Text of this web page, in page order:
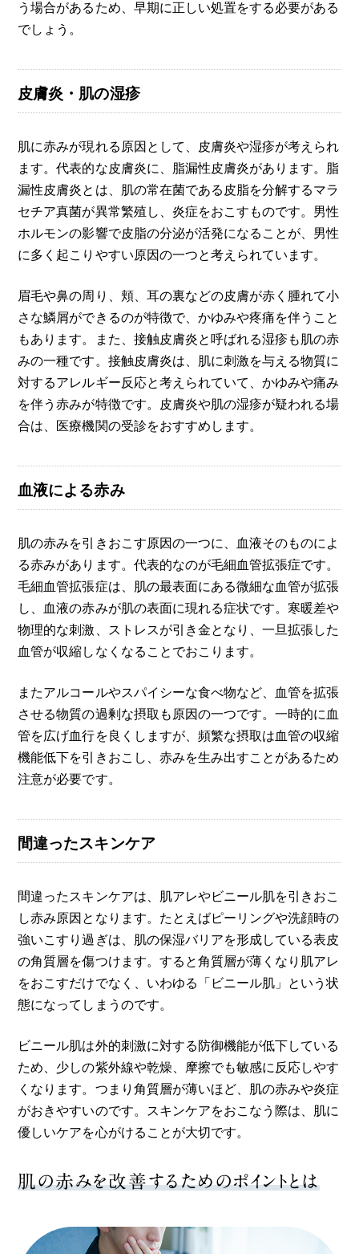
う場合があるため、早期に正しい処置をする必要がある
でしょう。
皮膚炎・肌の湿疹
肌に赤みが現れる原因として、皮膚炎や湿疹が考えられ
ます。代表的な皮膚炎に、脂漏性皮膚炎があります。脂
漏性皮膚炎とは、肌の常在菌である皮脂を分解するマラ
セチア真菌が異常繁殖し、炎症をおこすものです。男性
ホルモンの影響で皮脂の分泌が活発になることが、男性
に多く起こりやすい原因の一つと考えられています。
眉毛や鼻の周り、頬、耳の裏などの皮膚が赤く腫れて小
さな鱗屑ができるのが特徴で、かゆみや疼痛を伴うこと
もあります。また、接触皮膚炎と呼ばれる湿疹も肌の赤
みの一種です。接触皮膚炎は、肌に刺激を与える物質に
対するアレルギー反応と考えられていて、かゆみや痛み
を伴う赤みが特徴です。皮膚炎や肌の湿疹が疑われる場
合は、医療機関の受診をおすすめします。
血液による赤み
肌の赤みを引きおこす原因の一つに、血液そのものによ
る赤みがあります。代表的なのが毛細血管拡張症です。
毛細血管拡張症は、肌の最表面にある微細な血管が拡張
し、血液の赤みが肌の表面に現れる症状です。寒暖差や
物理的な刺激、ストレスが引き金となり、一旦拡張した
血管が収縮しなくなることでおこります。
またアルコールやスパイシーな食べ物など、血管を拡張
させる物質の過剰な摂取も原因の一つです。一時的に血
管を広げ血行を良くしますが、頻繁な摂取は血管の収縮
機能低下を引きおこし、赤みを生み出すことがあるため
注意が必要です。
間違ったスキンケア
間違ったスキンケアは、肌アレやビニール肌を引きおこ
し赤み原因となります。たとえばピーリングや洗顔時の
強いこすり過ぎは、肌の保湿バリアを形成している表皮
の角質層を傷つけます。すると角質層が薄くなり肌アレ
をおこすだけでなく、いわゆる「ビニール肌」という状
態になってしまうのです。
ビニール肌は外的刺激に対する防御機能が低下している
ため、少しの紫外線や乾燥、摩擦でも敏感に反応しやす
くなります。つまり角質層が薄いほど、肌の赤みや炎症
がおきやすいのです。スキンケアをおこなう際は、肌に
優しいケアを心がけることが大切です。
肌の赤みを改善するためのポイントとは